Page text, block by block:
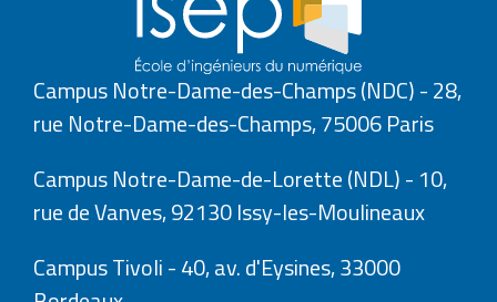
Campus Notre-Dame-des-Champs (NDC) - 28,
rue Notre-Dame-des-Champs, 75006 Paris
Campus Notre-Dame-de-Lorette (NDL) - 10,
rue de Vanves, 92130 Issy-les-Moulineaux
Campus Tivoli - 40, av. d'Eysines, 33000